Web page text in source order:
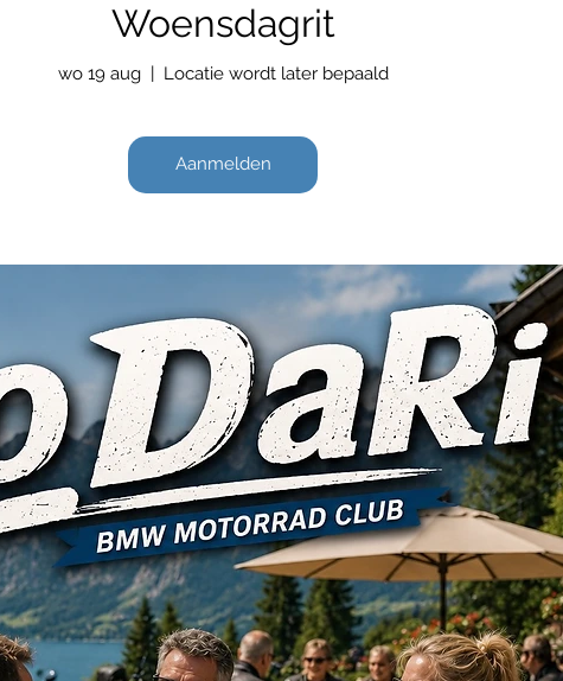
Woensdagrit
wo 19 aug
  |
Locatie wordt later bepaald
Aanmelden